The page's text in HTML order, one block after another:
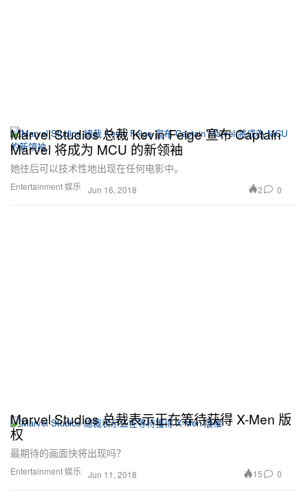
Entertainment 娱乐
Marvel Studios 总裁 Kevin Feige 宣布 Captain
Marvel 将成为 MCU 的新领袖
她往后可以技术性地出现在任何电影中。
Jun 16, 2018 2 0
Entertainment 娱乐
Marvel Studios 总裁表示正在等待获得 X-Men 版
权
最期待的画面快将出现吗？
Jun 11, 2018 15 0